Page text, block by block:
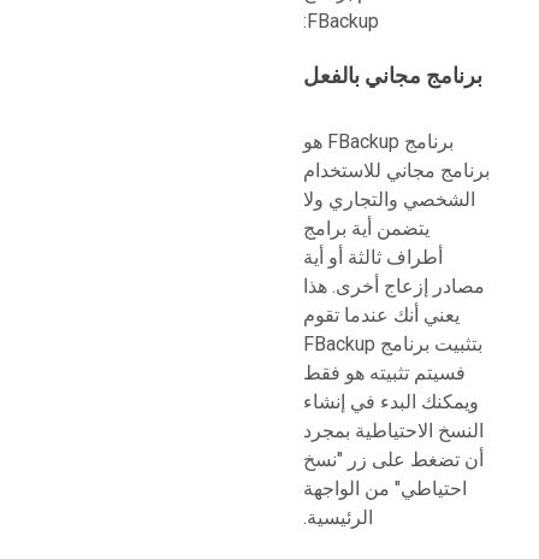
FBackup:
برنامج مجاني بالفعل
برنامج FBackup هو
برنامج مجاني للاستخدام
الشخصي والتجاري ولا
يتضمن أية برامج
أطراف ثالثة أو أية
مصادر إزعاج أخرى. هذا
يعني أنك عندما تقوم
بتثبيت برنامج FBackup
فسيتم تثبيته هو فقط
ويمكنك البدء في إنشاء
النسخ الاحتياطية بمجرد
أن تضغط على زر "نسخ
احتياطي" من الواجهة
الرئيسية.